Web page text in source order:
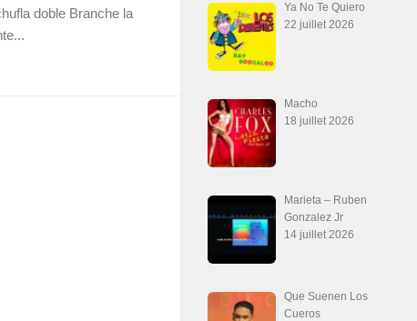
doble Branche la
Ya No Te Quiero
22 juillet 2026
Macho
18 juillet 2026
Marieta – Ruben
Gonzalez Jr
14 juillet 2026
Que Suenen Los
Cueros